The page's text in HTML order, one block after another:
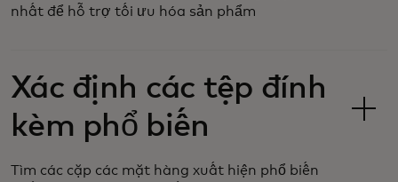
nhất để hỗ trợ tối ưu hóa sản phẩm
Xác định các tệp đính
kèm phổ biến
Tìm các cặp các mặt hàng xuất hiện phổ biến